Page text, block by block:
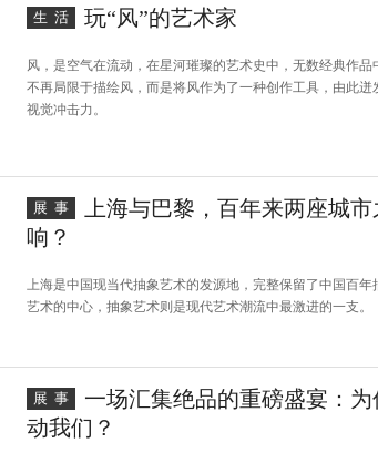
生活 玩“风”的艺术家
风，是空气在流动，在星河璀璨的艺术史中，无数经典作
不再局限于描绘风，而是将风作为了一种创作工具，由此
视觉冲击力。
展事
上海与巴黎，百年来两座城
响？
上海是中国现当代抽象艺术的发源地，完整保留了中国百
艺术的中心，抽象艺术则是现代艺术潮流中最激进的一支。
展事
一场汇集绝品的重磅盛宴：
动我们？